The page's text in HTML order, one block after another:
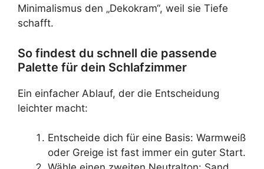
Minimalismus den „Dekokram“, weil sie Tiefe
schafft.
So findest du schnell die passende
Palette für dein Schlafzimmer
Ein einfacher Ablauf, der die Entscheidung
leichter macht:
Entscheide dich für eine Basis: Warmweiß
oder Greige ist fast immer ein guter Start.